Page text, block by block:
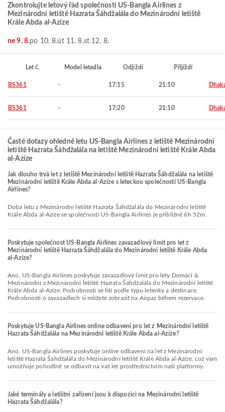
Zkontrolujte letový řád společnosti US-Bangla Airlines z
Mezinárodní letiště Hazrata Šáhdžalála do Mezinárodní letiště
Krále Abda al-Azíze
ne 9. 8.po 10. 8.út 11. 8.st 12. 8.
Let č. Model letadla Odjíždí Přijíždí
BS361 - 17:15 21:10
BS361 - 17:20 21:10
Časté dotazy ohledně letu US-Bangla Airlines z letiště Mezinárodní
letiště Hazrata Šáhdžalála na letiště Mezinárodní letiště Krále Abda
al-Azíze
Jak dlouho trvá let z letiště Mezinárodní letiště Hazrata Šáhdžalála na letiště
Mezinárodní letiště Krále Abda al-Azíze s leteckou společností US-Bangla
Airlines?
Doba letu z Mezinárodní letiště Hazrata Šáhdžalála do Mezinárodní letiště
Krále Abda al-Azíze se společností US-Bangla Airlines je přibližně 6h 52m.
Poskytuje společnost US-Bangla Airlines zavazadlový limit pro let z
Mezinárodní letiště Hazrata Šáhdžalála do Mezinárodní letiště Krále Abda
al-Azíze?
Ano, US-Bangla Airlines poskytuje zavazadlový limit pro lety Domácí &
Mezinárodní z Mezinárodní letiště Hazrata Šáhdžalála do Mezinárodní letiště
Krále Abda al-Azíze. Podrobnosti se liší podle typu letenky a destinace.
Podrobnosti o zavazadlech si můžete zobrazit na Airpaz během rezervace.
Poskytuje US-Bangla Airlines online odbavení pro let z Mezinárodní letiště
Hazrata Šáhdžalála na Mezinárodní letiště Krále Abda al-Azíze?
Ano, US-Bangla Airlines poskytuje online odbavení na let z Mezinárodní
letiště Hazrata Šáhdžalála do Mezinárodní letiště Krále Abda al-Azíze, což vám
umožňuje pohodlně se odbavit na váš let prostřednictvím naší platformy.
Jaké terminály a letištní zařízení jsou k dispozici na Mezinárodní letiště
Hazrata Šáhdžalála?